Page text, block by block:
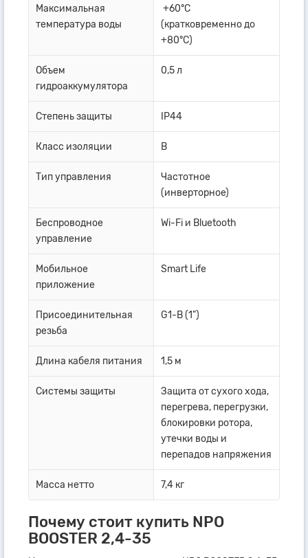
Максимальная
температура воды
+60°C
(кратковременно до
+80°C)
Объем
гидроаккумулятора
0,5 л
Степень защиты IP44
Класс изоляции B
Тип управления
Частотное
(инверторное)
Беспроводное
управление
Wi-Fi и Bluetooth
Мобильное
приложение
Smart Life
Присоединительная
резьба
G1-B (1")
Длина кабеля питания 1,5 м
Системы защиты
Защита от сухого хода,
перегрева, перегрузки,
блокировки ротора,
утечки воды и
перепадов напряжения
Масса нетто 7,4 кг
Почему стоит купить NPO
BOOSTER 2,4-35